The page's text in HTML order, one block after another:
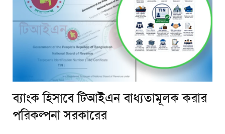
ব্যাংক হিসাবে টিআইএন বাধ্যতামূলক করার
পরিকল্পনা সরকারের